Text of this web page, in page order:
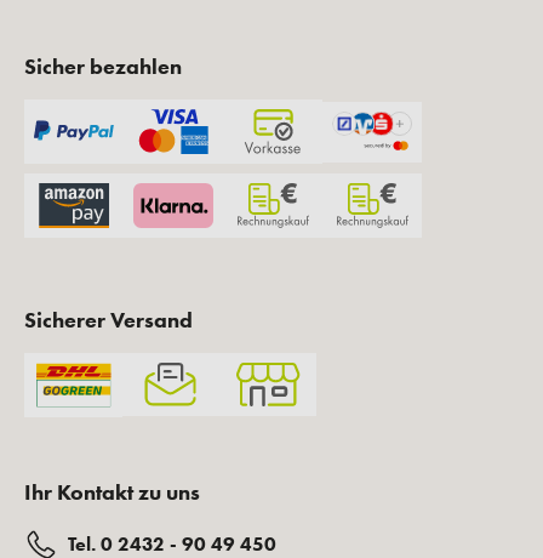
Sicher bezahlen
Sicherer Versand
Ihr Kontakt zu uns
Tel. 0 2432 - 90 49 450